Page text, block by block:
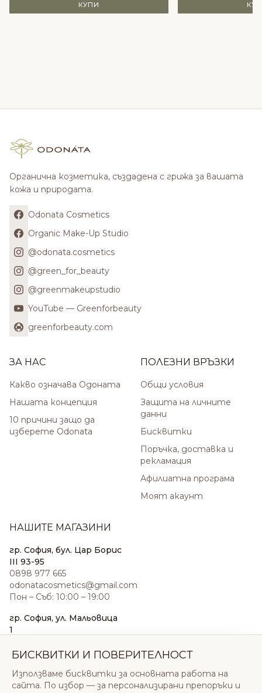
КУПИ
Органична козметика, създадена с грижа за вашата
кожа и природата.
Odonata Cosmetics
Organic Make-Up Studio
@odonata.cosmetics
@green_for_beauty
@greenmakeupstudio
YouTube — Greenforbeauty
greenforbeauty.com
ЗА НАС
Какво означава Одоната
Нашата концепция
10 причини защо да
изберете Odonata
ПОЛЕЗНИ ВРЪЗКИ
Общи условия
Защита на личните
данни
Бисквитки
Поръчка, доставка и
рекламация
Афилиатна програма
Моят акаунт
НАШИТЕ МАГАЗИНИ
гр. София, бул. Цар Борис
III 93-95
0898 977 665
odonatacosmetics@gmail.com
Пон – Съб: 10:00 – 19:00
гр. София, ул. Мальовица
1
sales@odonatacosmetics.com
Нед: 11:00 – 18:00
БИСКВИТКИ И ПОВЕРИТЕЛНОСТ
Използваме бисквитки за основната работа на
сайта. По избор — за персонализирани препоръки и